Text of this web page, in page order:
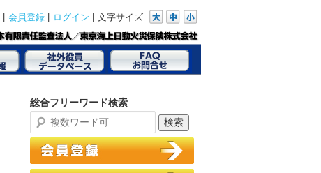
会員登録 ログイン 文字サイズ
総合フリーワード検索